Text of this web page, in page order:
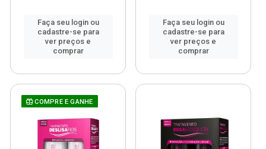
Faça seu login ou
cadastre-se para
ver preços e
comprar
Faça seu login ou
cadastre-se para
ver preços e
comprar
COMPRE E GANHE